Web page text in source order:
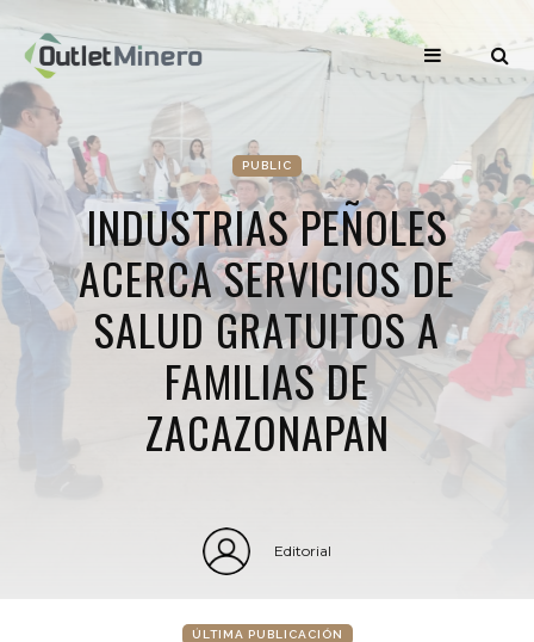
PUBLIC
INDUSTRIAS PEÑOLES
ACERCA SERVICIOS DE
SALUD GRATUITOS A
FAMILIAS DE
ZACAZONAPAN
Editorial
ÚLTIMA PUBLICACIÓN